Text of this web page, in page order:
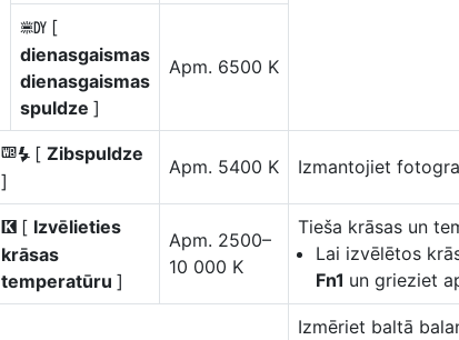
o [
dienasgaismas
dienasgaismas
spuldze ]
Apm. 6500 K
5 [ Zibspuldze
]
Apm. 5400 K Izmantojiet
K [ Izvēlieties
krāsas
temperatūru ]
Apm. 2500–
10 000 K
Tieša krāsas un
Lai izvēlētos
Fn1 un grieziet
Izmēriet baltā